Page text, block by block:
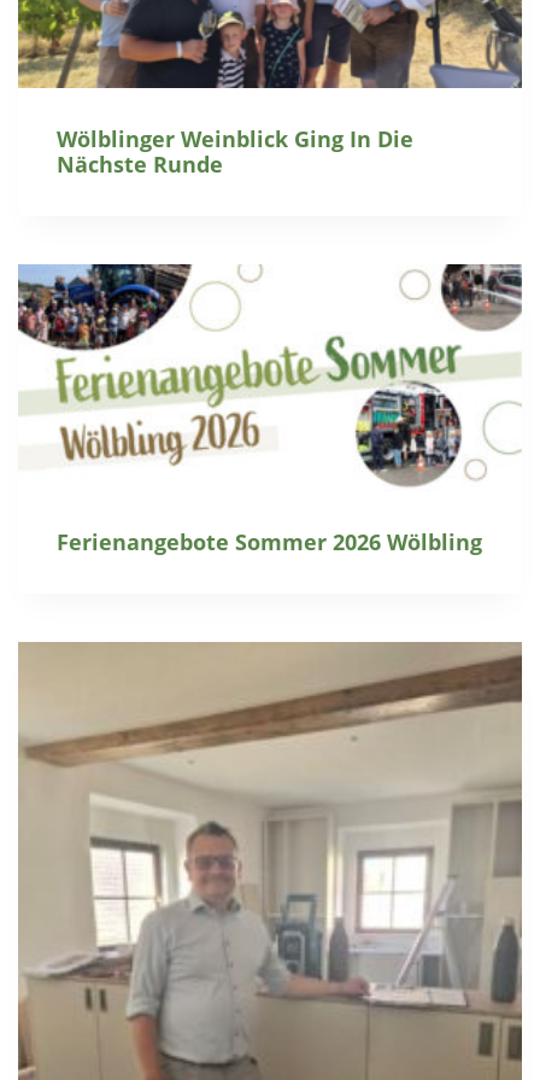
Wölblinger Weinblick Ging In Die
Nächste Runde
Ferienangebote Sommer 2026 Wölbling